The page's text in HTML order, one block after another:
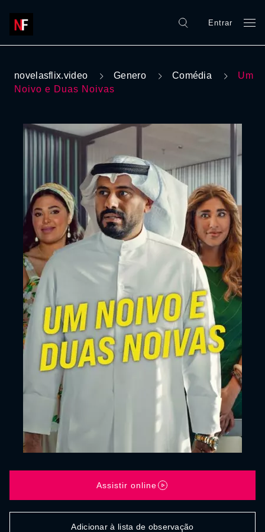
Entrar
novelasflix.video Genero Comédia
Um
Noivo e Duas Noivas
Assistir online
Adicionar à lista de observação